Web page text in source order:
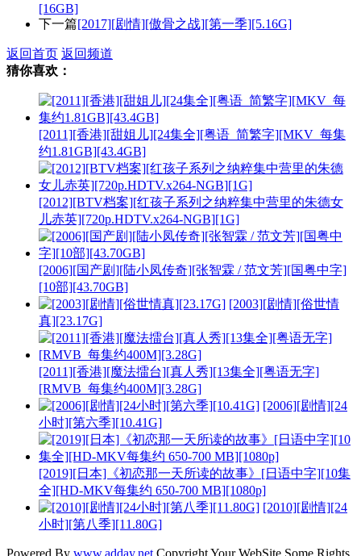
[16GB]
下一篇[2017][剧情][傲骨之战][第一季][5.16G]
返回首页 返回频道
猜你喜欢：
[2011][香港][甜姐儿][24集全][粤语_简繁字][MKV_每集
约1.81GB][43.4GB]
[2012][BTV档案][红孩子系列之纳粹集中营里的朱德女
儿赤英][720p.HDTV.x264-NGB][1G]
[2006][国产剧][陆小凤传奇][张智霖 / 范文芳][国粤中字]
[10部][43.70GB]
[2003][剧情][俗世情
真][23.17G]
[2011][香港][魔法擂台][真人秀][13集全][粤语无字]
[RMVB_每集约400M][3.28G]
[2006][剧情][24
小时][第六季][10.41G]
[2019][日本]《初恋那一天所读的故事》[日语中字][10集
全][HD-MKV每集约 650-700 MB][1080p]
[2010][剧情][24
小时][第八季][11.80G]
Powered By www.adday.net Copyright Your WebSite.Some Rights